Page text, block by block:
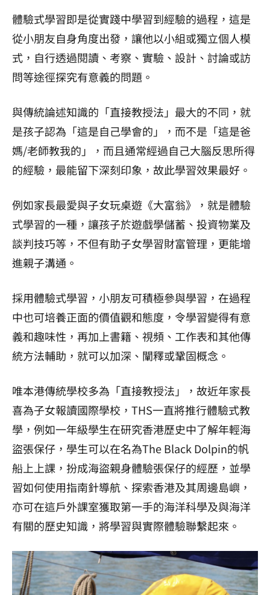
體驗式學習即是從實踐中學習到經驗的過程，這是
從小朋友自身角度出發，讓他以小組或獨立個人模
式，自行透過閱讀、考察、實驗、設計、討論或訪
問等途徑探究有意義的問題。
與傳統論述知識的「直接教授法」最大的不同，就
是孩子認為「這是自己學會的」，而不是「這是爸
媽/老師教我的」，而且通常經過自己大腦反思所得
的經驗，最能留下深刻印象，故此學習效果最好。
例如家長最愛與子女玩桌遊《大富翁》，就是體驗
式學習的一種，讓孩子於遊戲學儲蓄、投資物業及
談判技巧等，不但有助子女學習財富管理，更能增
進親子溝通。
採用體驗式學習，小朋友可積極參與學習，在過程
中也可培養正面的價值觀和態度，令學習變得有意
義和趣味性，再加上書籍、視頻、工作表和其他傳
統方法輔助，就可以加深、闡釋或鞏固概念。
唯本港傳統學校多為 「直接教授法」，故近年家長
喜為子女報讀國際學校 ， THS一直將推行體驗式教
學， 例如一年級學生在研究香港歷史中了解年輕海
盜張保仔，學生可以在名為The Black Dolpin的帆
船上上課，扮成海盜親身體驗張保仔的經歷，並學
習如何使用指南針導航、探索香港及其周邊島嶼，
亦可在這戶外課室獲取第一手的海洋科學及與海洋
有關的歷史知識，將學習與實際體驗聯繫起來。